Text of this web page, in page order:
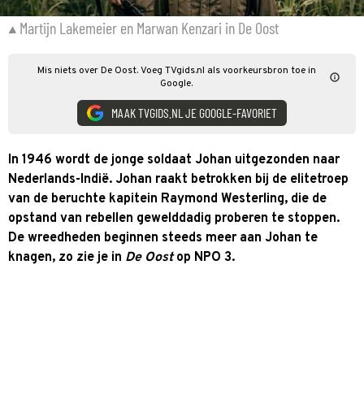
Martijn Lakemeier en Marwan Kenzari in De Oost
Mis niets over De Oost. Voeg TVgids.nl als voorkeursbron toe in
Google.
MAAK TVGIDS.NL JE GOOGLE-FAVORIET
In 1946 wordt de jonge soldaat Johan uitgezonden naar
Nederlands-Indië. Johan raakt betrokken bij de elitetroep
van de beruchte kapitein Raymond Westerling, die de
opstand van rebellen gewelddadig proberen te stoppen.
De wreedheden beginnen steeds meer aan Johan te
knagen, zo zie je in De Oostop NPO 3.